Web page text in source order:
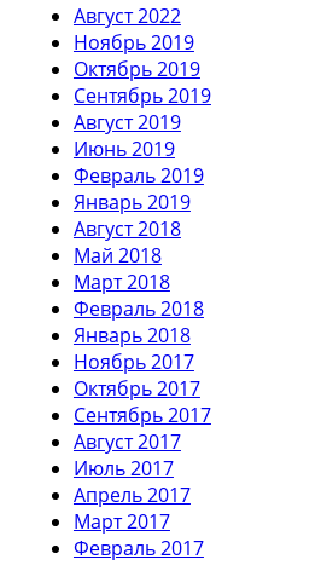
Август 2022
Ноябрь 2019
Октябрь 2019
Сентябрь 2019
Август 2019
Июнь 2019
Февраль 2019
Январь 2019
Август 2018
Май 2018
Март 2018
Февраль 2018
Январь 2018
Ноябрь 2017
Октябрь 2017
Сентябрь 2017
Август 2017
Июль 2017
Апрель 2017
Март 2017
Февраль 2017